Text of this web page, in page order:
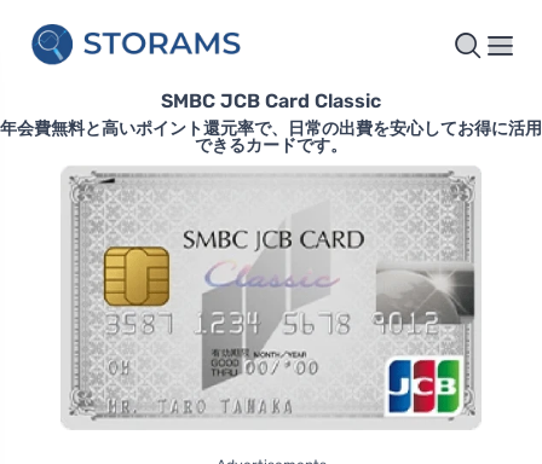
SMBC JCB Card Classic
年会費無料と高いポイント還元率で、日常の出費を安心してお得に活用
できるカードです。